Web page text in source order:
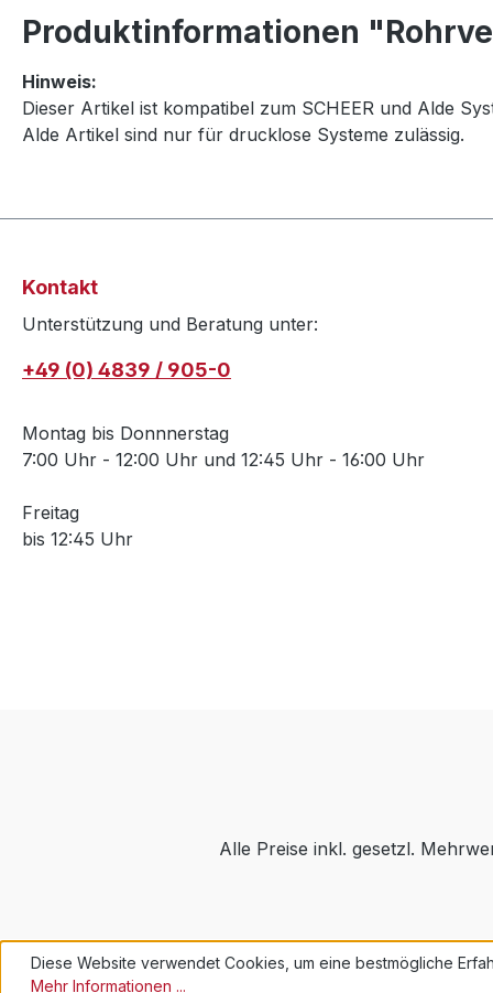
Produktinformationen
Hinweis:
Dieser Artikel ist kompatibel zum SCHEER und Alde
Alde Artikel sind nur für drucklose Systeme zulässig.
Kontakt
Unterstützung und Beratung unter:
+49 (0) 4839 / 905-0
Montag bis Donnnerstag
7:00 Uhr - 12:00 Uhr und 12:45 Uhr - 16:00 Uhr
Freitag
bis 12:45 Uhr
Alle Preise inkl. gesetzl.
Diese Website verwendet Cookies, um eine bestmögliche
Mehr Informationen ...